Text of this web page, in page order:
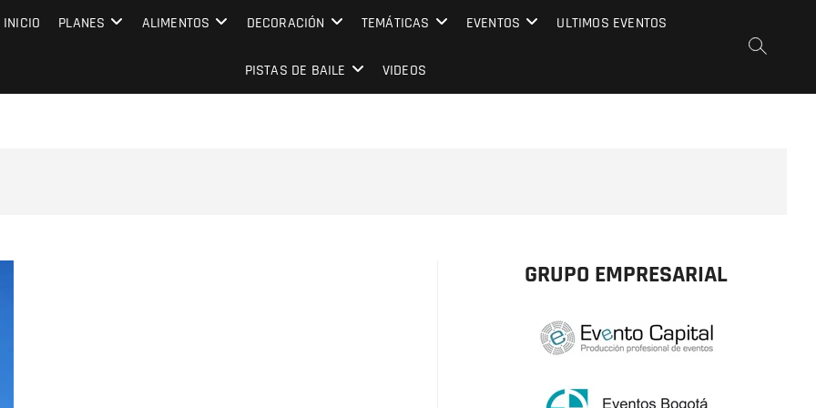
EVENTO CAPITAL
INICIO PLANES ALIMENTOS DECORACIÓN TEMÁTICAS EVENTOS ULTIMOS EVENTOS
PISTAS DE BAILE VIDEOS
GRUPO EMPRESARIAL